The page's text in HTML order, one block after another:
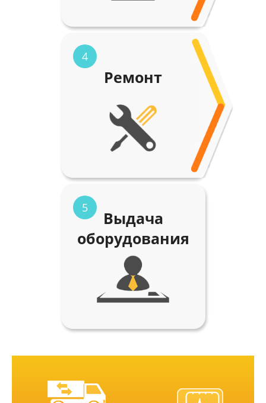
4
Ремонт
5
Выдача
оборудования